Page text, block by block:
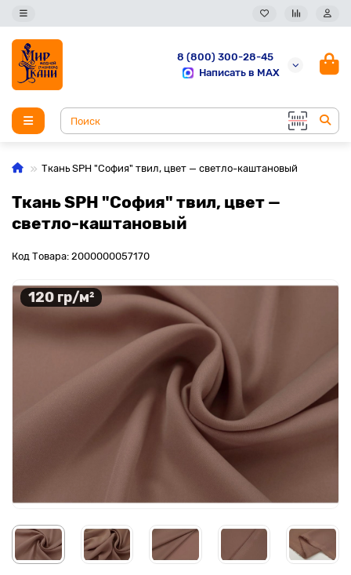
8 (800) 300-28-45
Написать в MAX
Ткань SPH "София" твил, цвет — светло-каштановый
Ткань SPH "София" твил, цвет —
светло-каштановый
Код Товара: 2000000057170
120 гр/м²